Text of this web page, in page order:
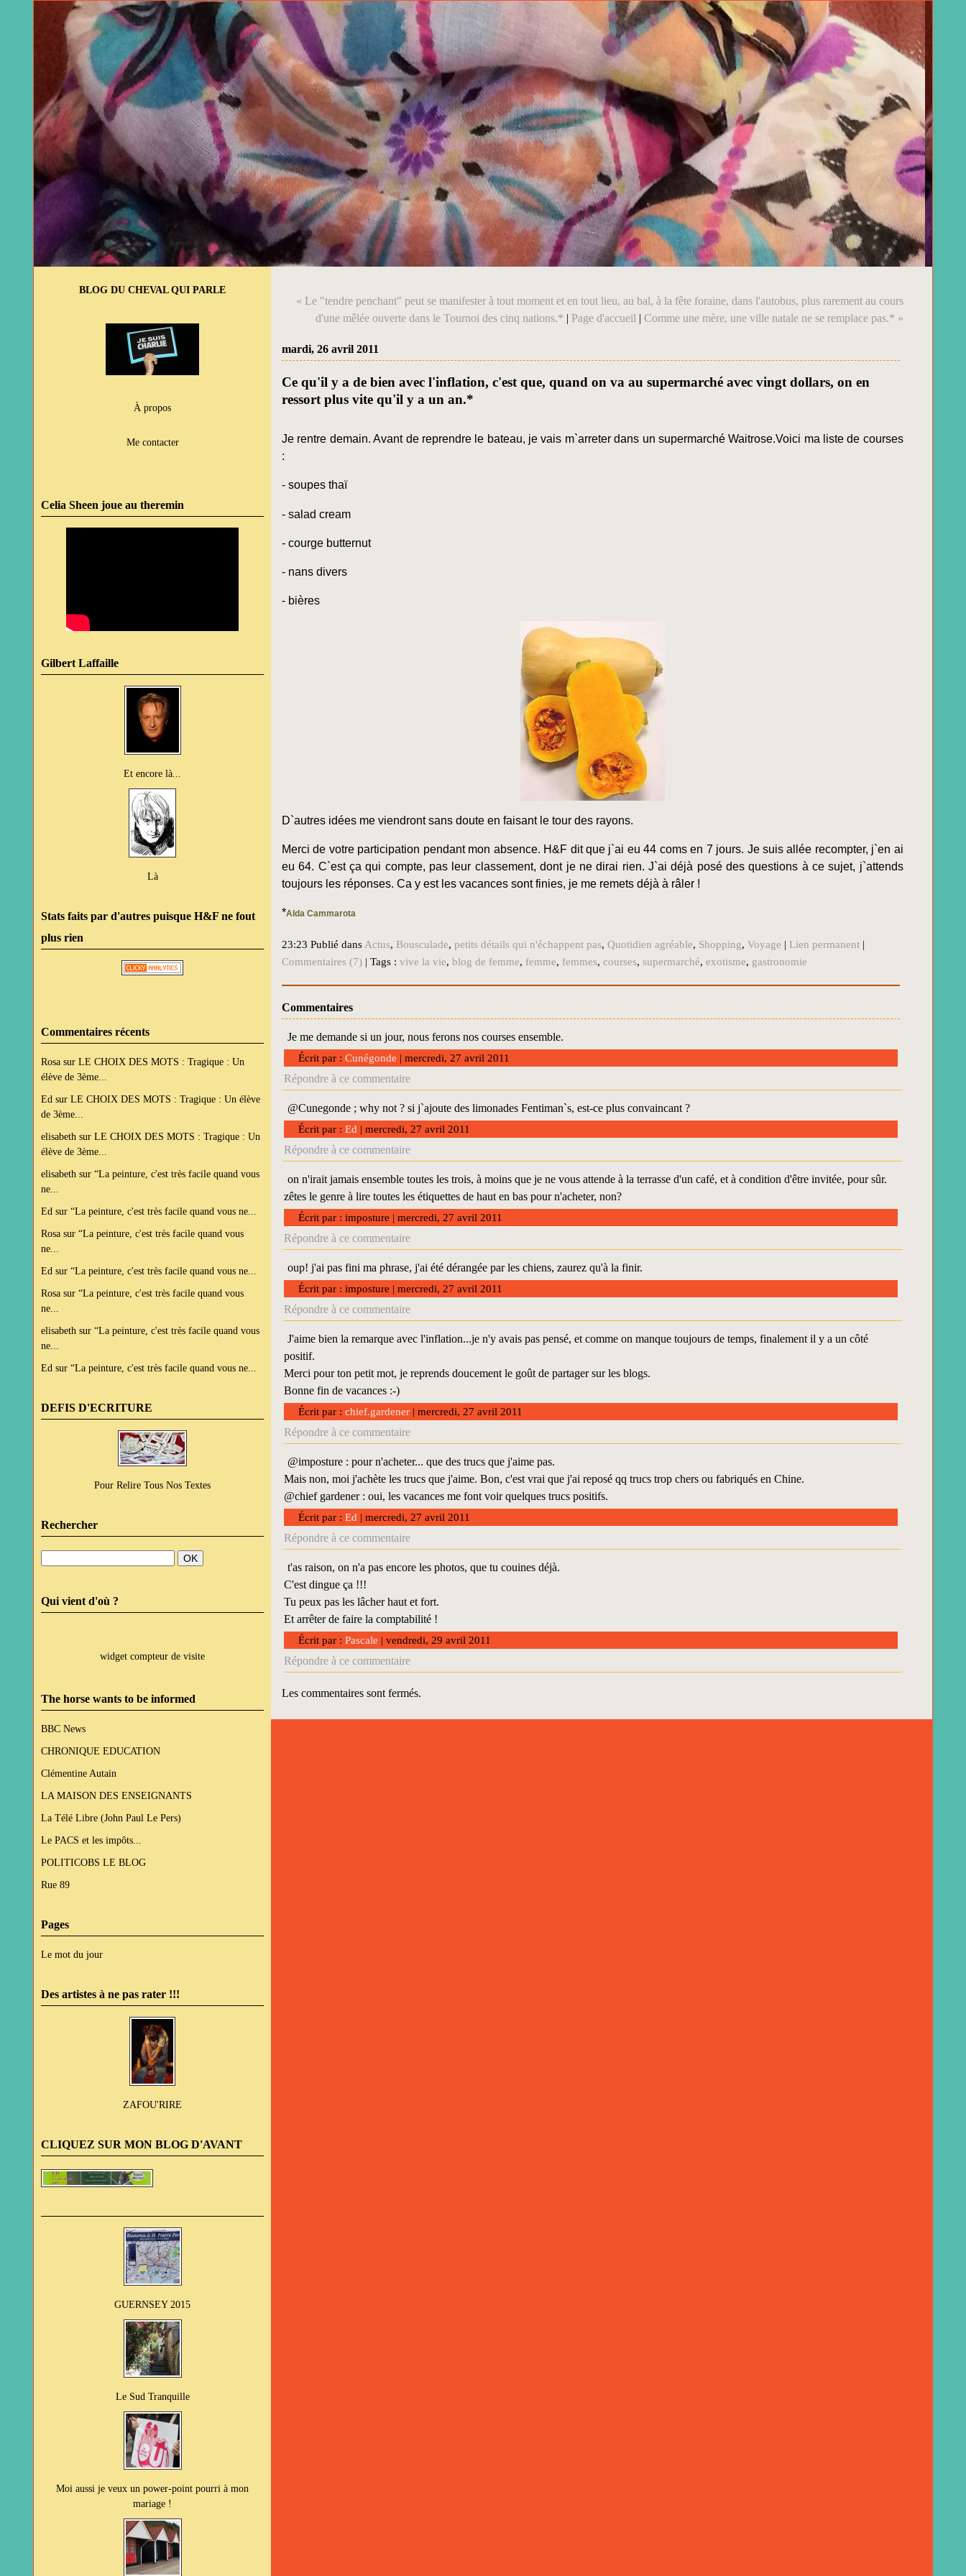
BLOG DU CHEVAL QUI PARLE
À propos
Me contacter
Celia Sheen joue au theremin
Gilbert Laffaille
Et encore là...
Là
Stats faits par d'autres puisque H&F ne fout
plus rien
Commentaires récents
Rosa sur LE CHOIX DES MOTS : Tragique : Un
élève de 3ème...
Ed sur LE CHOIX DES MOTS : Tragique : Un élève
de 3ème...
elisabeth sur LE CHOIX DES MOTS : Tragique : Un
élève de 3ème...
elisabeth sur “La peinture, c'est très facile quand vous
ne...
Ed sur “La peinture, c'est très facile quand vous ne...
Rosa sur “La peinture, c'est très facile quand vous
ne...
Ed sur “La peinture, c'est très facile quand vous ne...
Rosa sur “La peinture, c'est très facile quand vous
ne...
elisabeth sur “La peinture, c'est très facile quand vous
ne...
Ed sur “La peinture, c'est très facile quand vous ne...
DEFIS D'ECRITURE
Pour Relire Tous Nos Textes
Rechercher
Qui vient d'où ?
widget compteur de visite
The horse wants to be informed
BBC News
CHRONIQUE EDUCATION
Clémentine Autain
LA MAISON DES ENSEIGNANTS
La Télé Libre (John Paul Le Pers)
Le PACS et les impôts...
POLITICOBS LE BLOG
Rue 89
Pages
Le mot du jour
Des artistes à ne pas rater !!!
ZAFOU'RIRE
CLIQUEZ SUR MON BLOG D'AVANT
GUERNSEY 2015
Le Sud Tranquille
Moi aussi je veux un power-point pourri à mon
mariage !
« Le "tendre penchant" peut se manifester à tout moment et en tout lieu, au bal, à la fête foraine, dans l'autobus, plus rarement au cours
d'une mêlée ouverte dans le Tournoi des cinq nations.* | Page d'accueil | Comme une mère, une ville natale ne se remplace pas.* »
mardi, 26 avril 2011
Ce qu'il y a de bien avec l'inflation, c'est que, quand on va au supermarché avec vingt dollars, on en
ressort plus vite qu'il y a un an.*
Je rentre demain. Avant de reprendre le bateau, je vais m`arreter dans un supermarché Waitrose.Voici ma liste de courses
:
- soupes thaï
- salad cream
- courge butternut
- nans divers
- bières
D`autres idées me viendront sans doute en faisant le tour des rayons.
Merci de votre participation pendant mon absence. H&F dit que j`ai eu 44 coms en 7 jours. Je suis allée recompter, j`en ai
eu 64. C`est ça qui compte, pas leur classement, dont je ne dirai rien. J`ai déjà posé des questions à ce sujet, j`attends
toujours les réponses. Ca y est les vacances sont finies, je me remets déjà à râler !
*Alda Cammarota
23:23 Publié dansActus, Bousculade, petits détails qui n'échappent pas, Quotidien agréable, Shopping, Voyage | Lien permanent |
Commentaires (7) | Tags : vive la vie, blog de femme, femme, femmes, courses, supermarché, exotisme, gastronomie
Commentaires
Je me demande si un jour, nous ferons nos courses ensemble.
Écrit par : Cunégonde | mercredi, 27 avril 2011
Répondre à ce commentaire
@Cunegonde ; why not ? si j`ajoute des limonades Fentiman`s, est-ce plus convaincant ?
Écrit par : Ed | mercredi, 27 avril 2011
Répondre à ce commentaire
on n'irait jamais ensemble toutes les trois, à moins que je ne vous attende à la terrasse d'un café, et à condition d'être invitée, pour sûr.
zêtes le genre à lire toutes les étiquettes de haut en bas pour n'acheter, non?
Écrit par : imposture | mercredi, 27 avril 2011
Répondre à ce commentaire
oup! j'ai pas fini ma phrase, j'ai été dérangée par les chiens, zaurez qu'à la finir.
Écrit par : imposture | mercredi, 27 avril 2011
Répondre à ce commentaire
J'aime bien la remarque avec l'inflation...je n'y avais pas pensé, et comme on manque toujours de temps, finalement il y a un côté
positif.
Merci pour ton petit mot, je reprends doucement le goût de partager sur les blogs.
Bonne fin de vacances :-)
Écrit par : chief.gardener | mercredi, 27 avril 2011
Répondre à ce commentaire
@imposture : pour n'acheter... que des trucs que j'aime pas.
Mais non, moi j'achète les trucs que j'aime. Bon, c'est vrai que j'ai reposé qq trucs trop chers ou fabriqués en Chine.
@chief gardener : oui, les vacances me font voir quelques trucs positifs.
Écrit par : Ed | mercredi, 27 avril 2011
Répondre à ce commentaire
t'as raison, on n'a pas encore les photos, que tu couines déjà.
C'est dingue ça !!!
Tu peux pas les lâcher haut et fort.
Et arrêter de faire la comptabilité !
Écrit par : Pascale | vendredi, 29 avril 2011
Répondre à ce commentaire
Les commentaires sont fermés.